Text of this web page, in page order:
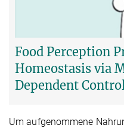
Food Perception
Homeostasis via
Dependent
Um aufgenommene